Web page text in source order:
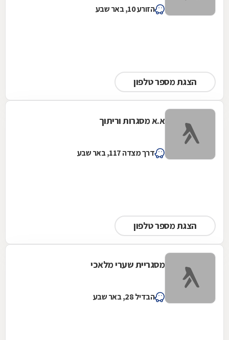
הזורע 10, באר שבע
הצגת מספר טלפון
א.א מסגרות וריתוך
דרך מצדה 117, באר שבע
הצגת מספר טלפון
מסגריית שערי מלאכי
הבדיל 28, באר שבע